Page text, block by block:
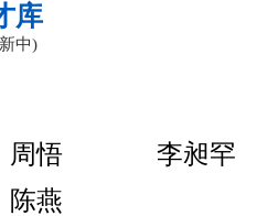
库
中)
周悟
李昶罕
陈燕